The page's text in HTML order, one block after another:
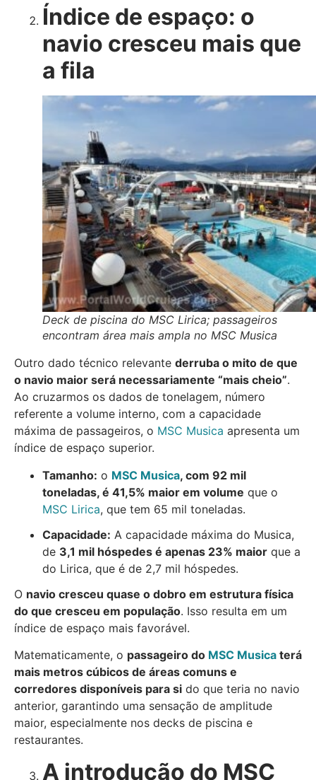
Índice de espaço: o
navio cresceu mais que
a fila
Deck de piscina do MSC Lirica; passageiros
encontram área mais ampla no MSC Musica
Outro dado técnico relevante derruba o mito de que
o navio maior será necessariamente “mais cheio”.
Ao cruzarmos os dados de tonelagem, número
referente a volume interno, com a capacidade
máxima de passageiros, o MSC Musica apresenta um
índice de espaço superior.
Tamanho: o MSC Musica, com 92 mil
toneladas, é 41,5% maior em volume que o
MSC Lirica, que tem 65 mil toneladas.
Capacidade: A capacidade máxima do Musica,
de 3,1 mil hóspedes é apenas 23% maior que a
do Lirica, que é de 2,7 mil hóspedes.
O navio cresceu quase o dobro em estrutura física
do que cresceu em população. Isso resulta em um
índice de espaço mais favorável.
Matematicamente, o passageiro do MSC Musica terá
mais metros cúbicos de áreas comuns e
corredores disponíveis para si do que teria no navio
anterior, garantindo uma sensação de amplitude
maior, especialmente nos decks de piscina e
restaurantes.
A introdução do MSC